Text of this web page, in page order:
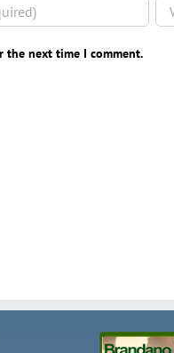
the next time I comment.